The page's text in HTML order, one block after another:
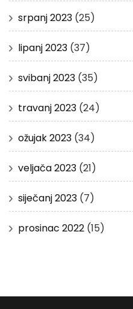
srpanj 2023 (25)
lipanj 2023 (37)
svibanj 2023 (35)
travanj 2023 (24)
ožujak 2023 (34)
veljača 2023 (21)
siječanj 2023 (7)
prosinac 2022 (15)